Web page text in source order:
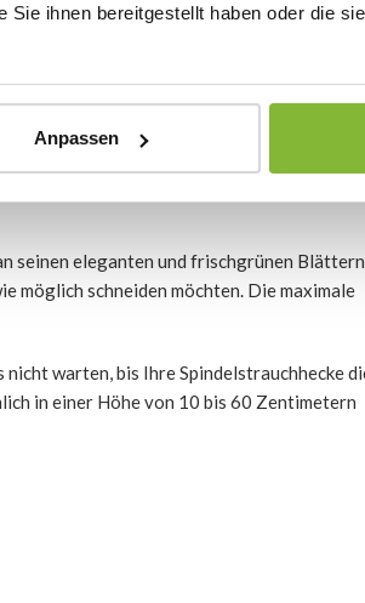
ihnen bereitgestellt haben oder die
Anpassen
verwenden
Zweige von der Pflanze ab. Stecken
zu einem wunderschönen japanischen
seinen eleganten und frischgrünen Blättern
möglich schneiden möchten. Die maximale
nicht warten, bis Ihre Spindelstrauchhecke
in einer Höhe von 10 bis 60 Zentimetern